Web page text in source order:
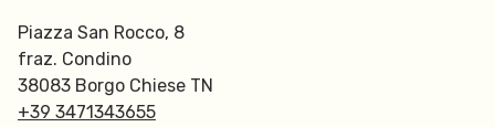
Piazza San Rocco, 8
fraz. Condino
38083 Borgo Chiese TN
+39 3471343655